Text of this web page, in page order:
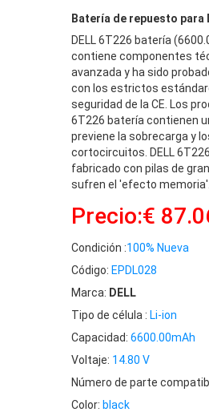
Batería de repuesto para
DELL 6T226 batería
contiene componentes
avanzada y ha sido
con los estrictos
seguridad de la CE. Los
6T226 batería contienen
previene la sobrecarga y
cortocircuitos. DELL
fabricado con pilas de
sufren el 'efecto memoria'.
Precio:€
Condición :100% Nueva
Código: EPDL028
Marca: DELL
Tipo de célula : Li-ion
Capacidad: 6600.00mAh
Voltaje: 14.80 V
Número de parte
Color: black